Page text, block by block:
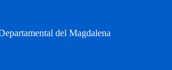
del Magdalena